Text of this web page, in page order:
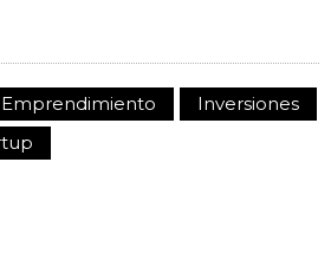
Emprendimiento
Inversiones